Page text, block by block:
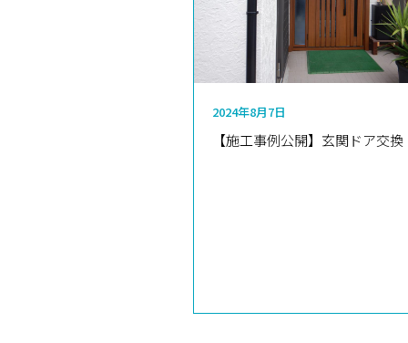
2024年8月7日
【施工事例公開】玄関ドア交換